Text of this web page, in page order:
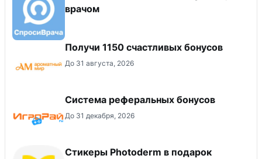
врачом
Получи 1150 счастливых бонусов
До 31 августа, 2026
Система реферальных бонусов
До 31 декабря, 2026
Стикеры Photoderm в подарок